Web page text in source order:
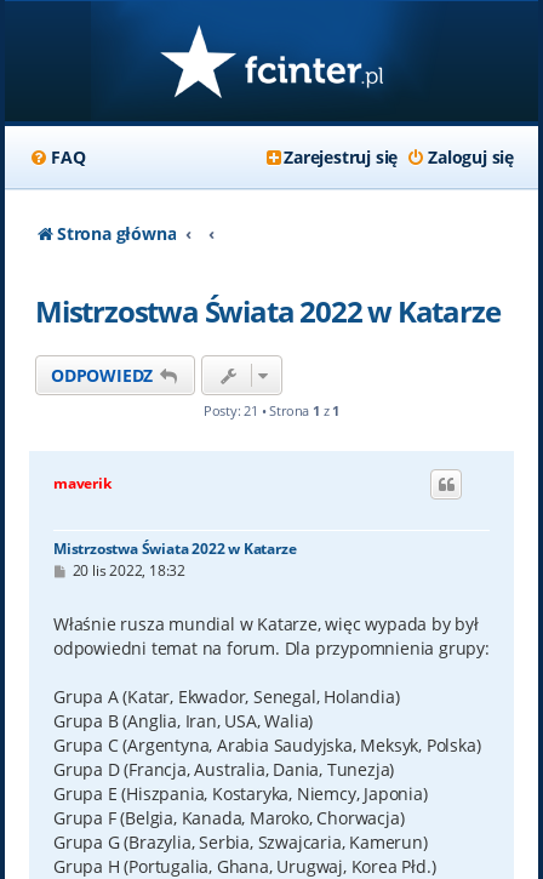
FAQ Zaloguj się
Zarejestruj się
Strona główna
Mistrzostwa Świata 2022 w Katarze
ODPOWIEDZ
Posty: 21 • Strona 1 z 1
maverik
Mistrzostwa Świata 2022 w Katarze
P
t
20 lis 2022, 18:32
Właśnie rusza mundial w Katarze, więc wypada by był
odpowiedni temat na forum. Dla przypomnienia grupy:
Grupa A (Katar, Ekwador, Senegal, Holandia)
Grupa B (Anglia, Iran, USA, Walia)
Grupa C (Argentyna, Arabia Saudyjska, Meksyk, Polska)
Grupa D (Francja, Australia, Dania, Tunezja)
Grupa E (Hiszpania, Kostaryka, Niemcy, Japonia)
Grupa F (Belgia, Kanada, Maroko, Chorwacja)
Grupa G (Brazylia, Serbia, Szwajcaria, Kamerun)
Grupa H (Portugalia, Ghana, Urugwaj, Korea Płd.)